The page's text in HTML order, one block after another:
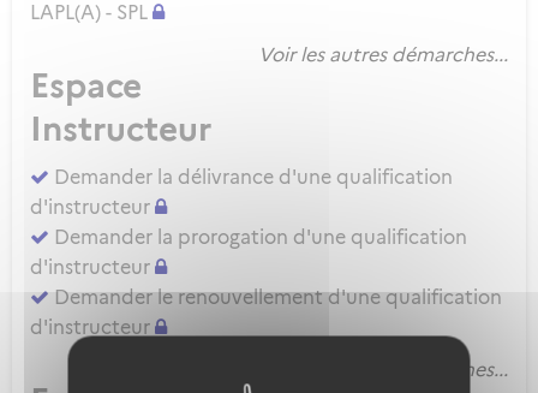
LAPL(A) - SPL
Voir les autres démarches...
Espace
Instructeur
Demander la délivrance d'une qualification
d'instructeur
Demander la prorogation d'une qualification
d'instructeur
Demander le renouvellement d'une qualification
d'instructeur
Voir les autres démarches...